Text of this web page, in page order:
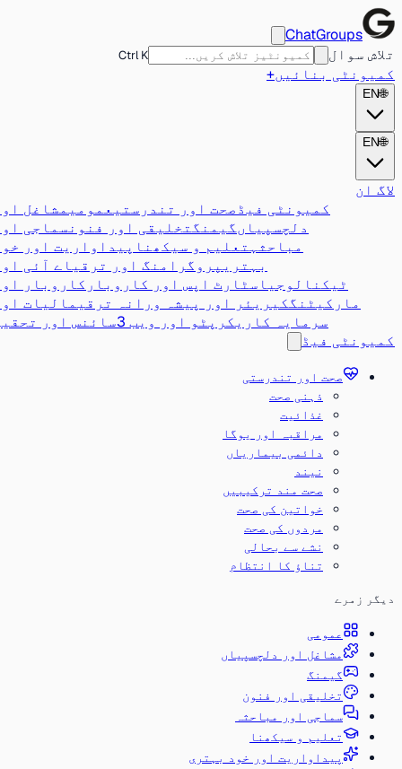
ChatGroups
تلاش سوال
Ctrl K
کمیونٹی بنائیں+
🌐
EN
🌐
EN
لاگ ان
کمیونٹی فیڈصحت اور تندرستیعمومیمشاغل اور
دلچسپیاں گیمنگتخلیقی اور فنون سماجی اور
مباحثہتعلیم و سیکھناپیداواریت اور خود
بہتری پروگرامنگ اور ترقیاے آئی اور
ٹیکنالوجیاسٹارٹ اپس اور کاروبار کاروبار اور
مارکیٹنگکیریئر اور پیشہ ورانہ ترقیمالیات اور
سرمایہ کاری کرپٹو اور ویب 3 سائنس اور تحقیق
کمیونٹی فیڈ
صحت اور تندرستی
ذہنی صحت
غذائیت
مراقبہ اور یوگا
دائمی بیماریاں
نیند
صحت مند ترکیبیں
خواتین کی صحت
مردوں کی صحت
نشے سے بحالی
تناؤ کا انتظام
دیگر زمرے
عمومی
مشاغل اور دلچسپیاں
گیمنگ
تخلیقی اور فنون
سماجی اور مباحثہ
تعلیم و سیکھنا
پیداواریت اور خود بہتری